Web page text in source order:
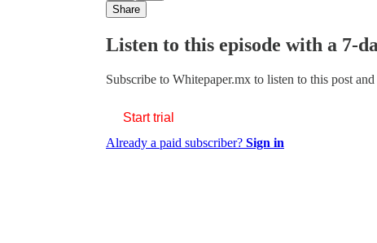
Share
Listen to this episode with a 7-
Subscribe to Whitepaper.mx to listen to this post
Start trial
Already a paid subscriber? Sign in